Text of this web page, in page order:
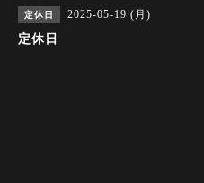
定休日 2025-05-19 (月)
定休日